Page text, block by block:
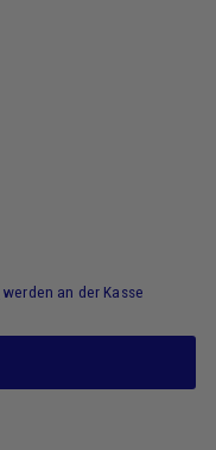
werden an der Kasse